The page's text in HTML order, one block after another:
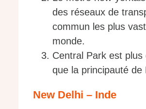
des réseaux de
commun les plus
monde.
Central Park est plus
que la principauté de
New Delhi – Inde